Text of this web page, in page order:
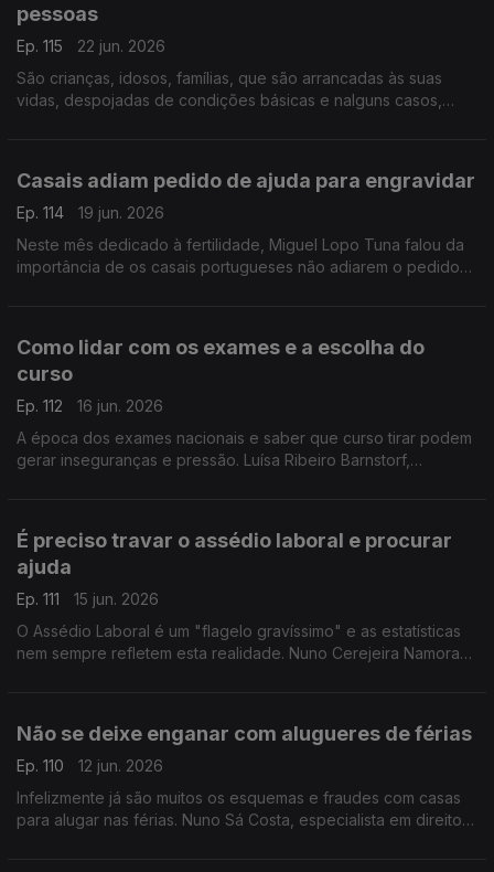
pessoas
Ep. 115
22 jun. 2026
São crianças, idosos, famílias, que são arrancadas às suas
vidas, despojadas de condições básicas e nalguns casos,
Casais adiam pedido de ajuda para engravidar
Ep. 114
19 jun. 2026
Neste mês dedicado à fertilidade, Miguel Lopo Tuna falou da
importância de os casais portugueses não adiarem o pedido
Como lidar com os exames e a escolha do
curso
Ep. 112
16 jun. 2026
A época dos exames nacionais e saber que curso tirar podem
gerar inseguranças e pressão. Luísa Ribeiro Barnstorf,
É preciso travar o assédio laboral e procurar
ajuda
Ep. 111
15 jun. 2026
O Assédio Laboral é um "flagelo gravíssimo" e as estatísticas
nem sempre refletem esta realidade. Nuno Cerejeira Namora
Não se deixe enganar com alugueres de férias
Ep. 110
12 jun. 2026
Infelizmente já são muitos os esquemas e fraudes com casas
para alugar nas férias. Nuno Sá Costa, especialista em direito